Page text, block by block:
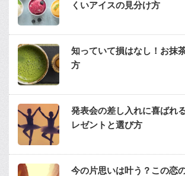
くいアイスの見分け方
知っていて損はなし！お抹
方
発表会の差し入れに喜ばれ
レゼントと選び方
今の片思いは叶う？この恋